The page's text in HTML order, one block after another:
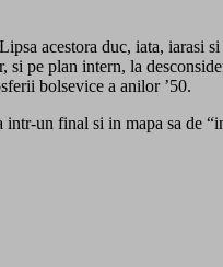
acestora duc, iata, iarasi
pe plan intern, la
bolsevice a anilor ’50.
un final si in mapa sa de